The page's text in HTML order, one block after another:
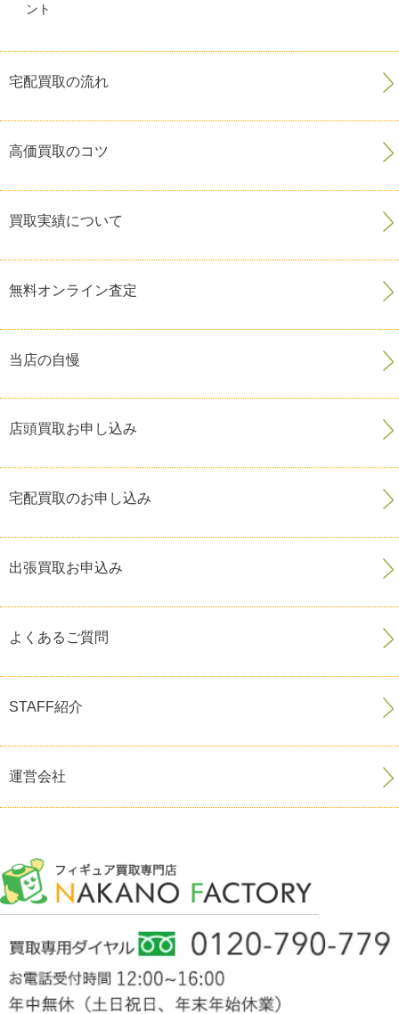
ント
宅配買取の流れ
高価買取のコツ
買取実績について
無料オンライン査定
当店の自慢
店頭買取お申し込み
宅配買取のお申し込み
出張買取お申込み
よくあるご質問
STAFF紹介
運営会社